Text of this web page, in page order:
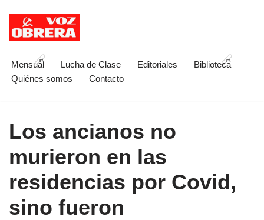
Saltar
contenido
Mensual Lucha de Clase Editoriales
Biblioteca
Quiénes somos
Contacto
Los ancianos no
murieron en las
residencias por Covid,
sino fueron